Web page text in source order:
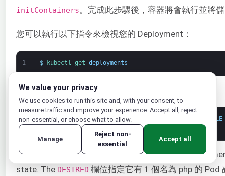
initContainers。完成此步驟後，容器將會執行並將
您可以執行以下指令來檢視您的 Deployment：
1 $ kubectl get deployments
執行上述指令後，您應該會得到以下輸出：
1
2
NAME DESIRED CURRENT
AVAILABLE
php
1 1 1
You can understand the current state of the
state. The DESIRED 欄位指定它有 1 個名為 php 的 Pod
We value your privacy
We use cookies to run this site and, with your consent, to
measure traffic and improve your experience. Accept all, reject
non-essential, or choose what to allow.
Manage
Reject non-
essential
Accept all